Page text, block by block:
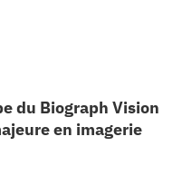
du Biograph Vision
en imagerie